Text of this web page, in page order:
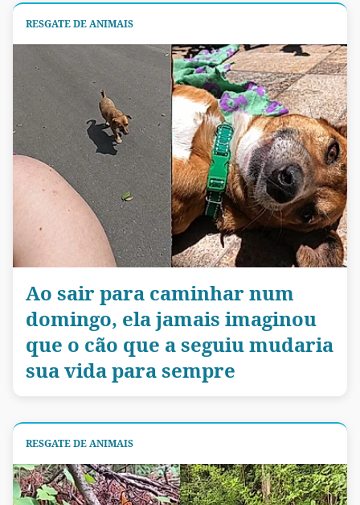
RESGATE DE ANIMAIS
Ao sair para caminhar num
domingo, ela jamais imaginou
que o cão que a seguiu mudaria
sua vida para sempre
RESGATE DE ANIMAIS